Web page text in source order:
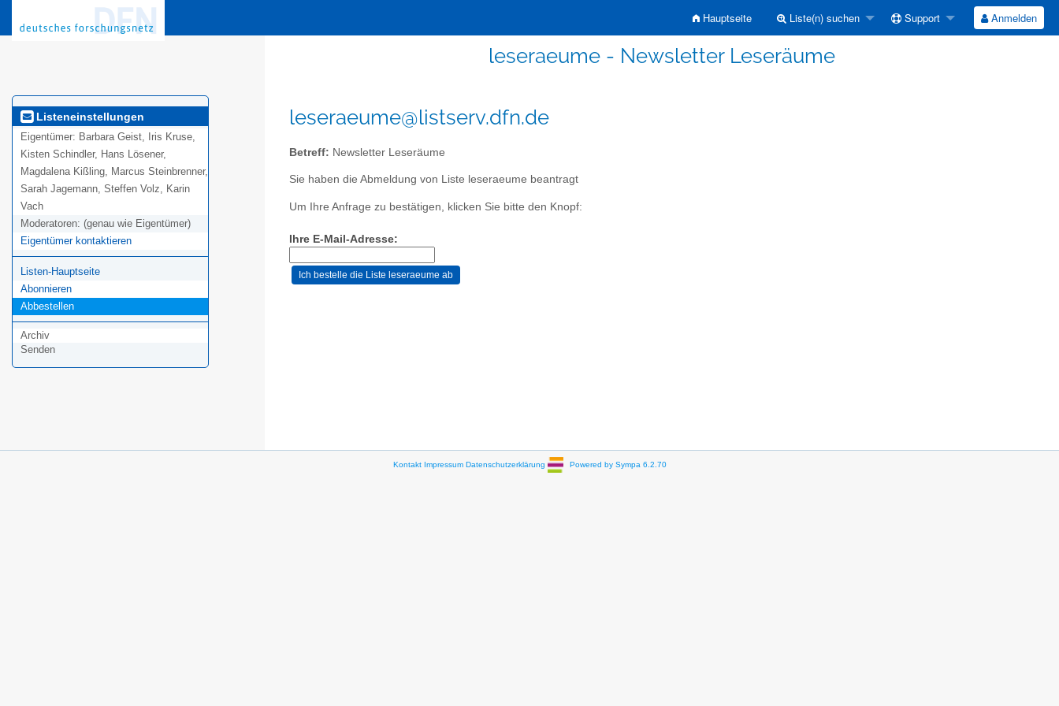
Hauptseite Liste(n) suchen Support Anmelden
leseraeume - Newsletter Leseräume
Listeneinstellungen
Eigentümer: Barbara Geist, Iris Kruse,
Kisten Schindler, Hans Lösener,
Magdalena Kißling, Marcus Steinbrenner,
Sarah Jagemann, Steffen Volz, Karin
Vach
Moderatoren: (genau wie Eigentümer)
Eigentümer kontaktieren
Listen-Hauptseite
Abonnieren
Abbestellen
Archiv
Senden
leseraeume@listserv.dfn.de
Betreff: Newsletter Leseräume
Sie haben die Abmeldung von Liste leseraeume beantragt
Um Ihre Anfrage zu bestätigen, klicken Sie bitte den Knopf:
Ihre E-Mail-Adresse:
Kontakt Impressum Datenschutzerklärung Powered by Sympa 6.2.70